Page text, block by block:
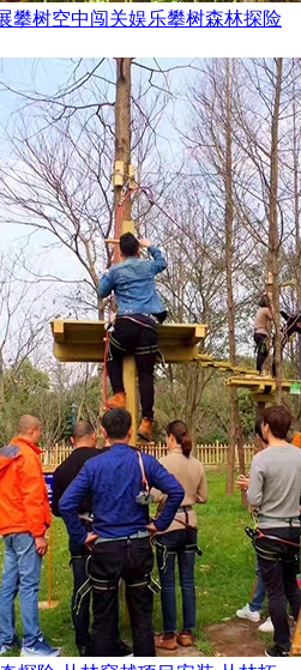
攀树空中闯关娱乐攀树森林探险